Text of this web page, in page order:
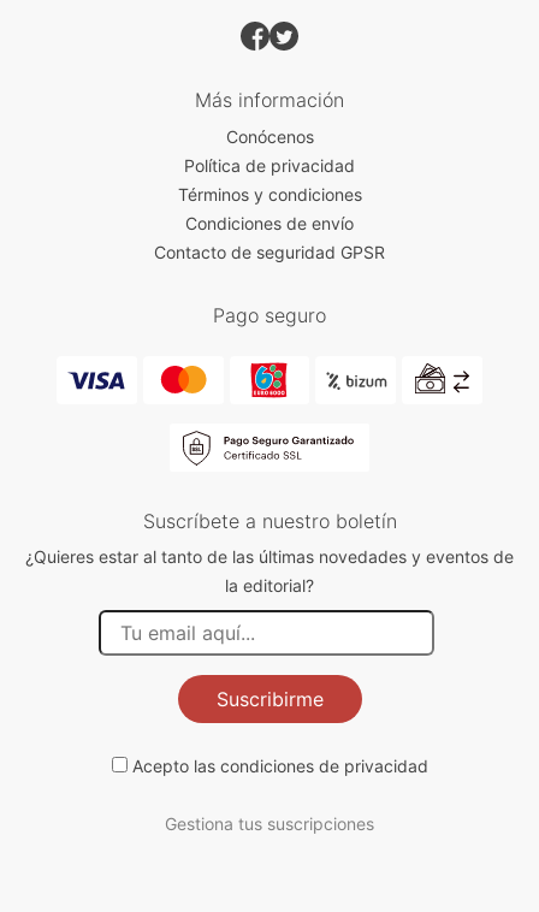
Más información
Conócenos
Política de privacidad
Términos y condiciones
Condiciones de envío
Contacto de seguridad GPSR
Pago seguro
Suscríbete a nuestro boletín
¿Quieres estar al tanto de las últimas novedades y eventos de
la editorial?
Suscribirme
Acepto las condiciones de privacidad
Gestiona tus suscripciones